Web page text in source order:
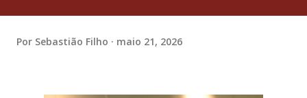
Por Sebastião Filho maio 21, 2026